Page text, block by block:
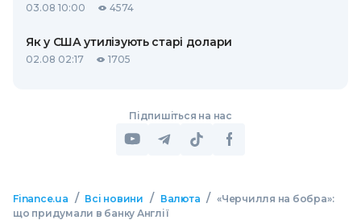
03.08 10:00 4574
Як у США утилізують старі долари
02.08 02:17 1705
Підпишіться на нас
Finance.ua / Всі новини / Валюта / «Черчилля на бобра»:
що придумали в банку Англії